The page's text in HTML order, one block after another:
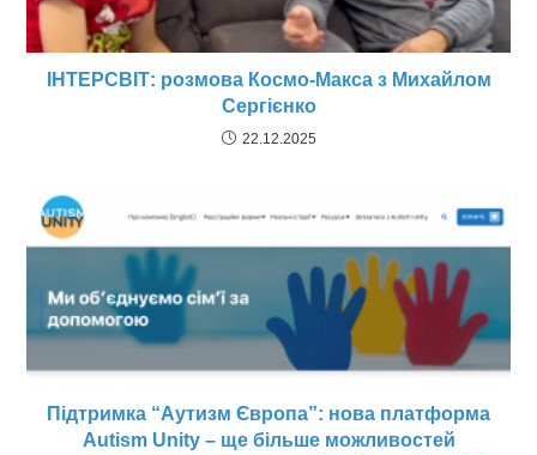
ІНТЕРСВІТ: розмова Космо-Макса з Михайлом
Сергієнко
22.12.2025
Підтримка “Аутизм Європа”: нова платформа
Autism Unity – ще більше можливостей